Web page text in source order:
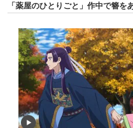
「薬屋のひとりごと」作中で簪を